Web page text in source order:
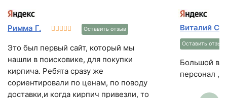
Римма Г. Оставить отзыв
Это был первый сайт, который мы
нашли в поисковике, для покупки
кирпича. Ребята сразу же
сориентировали по ценам, по поводу
доставки,и когда кирпич привезли, то
Виталий
Оставить отзыв
Большой
персонал ,